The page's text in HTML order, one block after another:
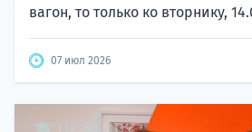
вагон, то только ко вторнику,
07 июл 2026